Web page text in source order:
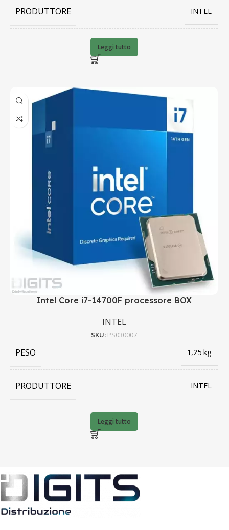
PRODUTTORE INTEL
Leggi tutto
Intel Core i7-14700F processore BOX
INTEL
SKU: PS030007
PESO 1,25 kg
PRODUTTORE INTEL
Leggi tutto